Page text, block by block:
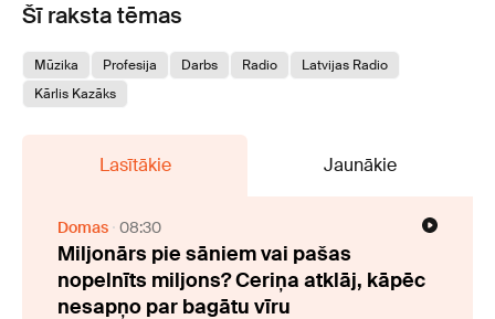
Šī raksta tēmas
Mūzika Profesija Darbs Radio
Latvijas Radio
Kārlis Kazāks
Lasītākie Jaunākie
Domas 08:30
Miljonārs pie sāniem vai pašas
nopelnīts miljons? Ceriņa atklāj, kāpēc
nesapņo par bagātu vīru